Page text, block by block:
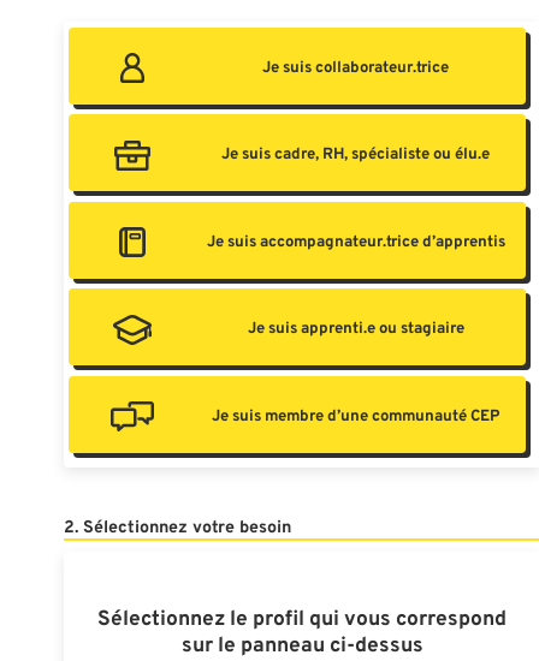
Je suis collaborateur.trice
Je suis cadre, RH, spécialiste ou élu.e
Je suis accompagnateur.trice d’apprentis
Je suis apprenti.e ou stagiaire
Je suis membre d’une communauté CEP
2. Sélectionnez votre besoin
Sélectionnez le profil qui vous correspond
sur le panneau ci-dessus